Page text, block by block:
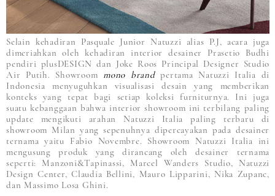
Selain kehadiran Pasquale Junior Natuzzi alias P.J, acara juga
dimeriahkan oleh kehadiran interior desainer Prasetio Budhi
pendiri plusDESIGN dan Joke Roos Principal Designer Studio
Air Putih. Showroom mono brandpertama Natuzzi Italia di
Indonesia menyuguhkan visualisasi desain yang memberikan
konteks yang tepat bagi setiap koleksi furniturnya. Ini juga
suatu kebanggaan bahwa interior showroom ini terbilang paling
update mengikuti arahan Natuzzi Italia paling terbaru di
showroom Milan yang sepenuhnya dipercayakan pada desainer
ternama yaitu Fabio Novembre. Showroom Natuzzi Italia ini
mengusung produk yang dirancang oleh desainer ternama
seperti: Manzoni&Tapinassi, Marcel Wanders Studio, Natuzzi
Design Center, Claudia Bellini, Mauro Lipparini, Nika Zupanc,
dan Massimo Losa Ghini.